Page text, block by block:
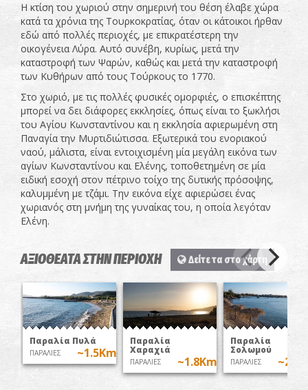
Η κτίση του χωριού στην σημερινή του θέση έλαβε χώρα
κατά τα χρόνια της Τουρκοκρατίας, όταν οι κάτοικοι ήρθαν
εδώ από πολλές περιοχές, με επικρατέστερη την
οικογένεια Λύρα. Αυτό συνέβη, κυρίως, μετά την
καταστροφή των Ψαρών, καθώς και μετά την καταστροφή
των Κυθήρων από τους Τούρκους το 1770.
Στο χωριό, με τις πολλές φυσικές ομορφιές, ο επισκέπτης
μπορεί να δει διάφορες εκκλησίες, όπως είναι το ξωκλήσι
του Αγίου Κωνσταντίνου και η εκκλησία αφιερωμένη στη
Παναγία την Μυρτιδιώτισσα. Εξωτερικά του ενοριακού
ναού, μάλιστα, είναι εντοιχισμένη μία μεγάλη εικόνα των
αγίων Κωνσταντίνου και Ελένης, τοποθετημένη σε μία
ειδική εσοχή στον πέτρινο τοίχο της δυτικής πρόσοψης,
καλυμμένη με τζάμι. Την εικόνα είχε αφιερώσει ένας
χωριανός στη μνήμη της γυναίκας του, η οποία λεγόταν
Ελένη.
ΑΞΙΟΘΕΑΤΑ ΣΤΗΝ ΠΕΡΙΟΧΗ Δείτε τα στο χάρτη
Παραλία Πυλά
ΠΑΡΑΛΙΕΣ ~1.5Km
Παραλία
Χαραχιά
ΠΑΡΑΛΙΕΣ ~1.8Km
Παραλία
Σολωμού
ΠΑΡΑΛΙΕΣ